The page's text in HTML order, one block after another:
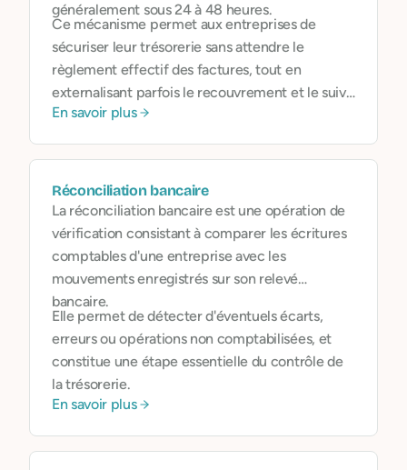
généralement sous 24 à 48 heures.
Ce mécanisme permet aux entreprises de
sécuriser leur trésorerie sans attendre le
règlement effectif des factures, tout en
externalisant parfois le recouvrement et le suivi
des impayés.
En savoir plus
Réconciliation bancaire
La réconciliation bancaire est une opération de
vérification consistant à comparer les écritures
comptables d'une entreprise avec les
mouvements enregistrés sur son relevé
bancaire.
Elle permet de détecter d'éventuels écarts,
erreurs ou opérations non comptabilisées, et
constitue une étape essentielle du contrôle de
la trésorerie.
En savoir plus